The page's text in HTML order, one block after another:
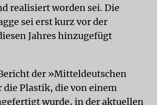
realisiert worden sei. Die
sei erst kurz vor der
Jahres hinzugefügt
der »Mitteldeutschen
die Plastik, die von einem
wurde, in der aktuellen